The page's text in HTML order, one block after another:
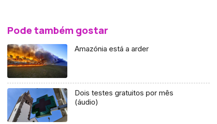
Pode também gostar
Amazónia está a arder
Dois testes gratuitos por mês
(áudio)